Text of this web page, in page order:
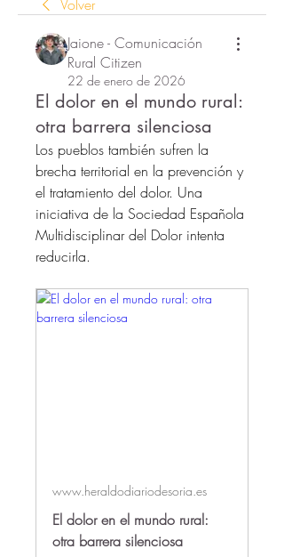
Volver
Jaione - Comunicación
Rural Citizen
22 de enero de 2026
El dolor en el mundo rural:
otra barrera silenciosa
Los pueblos también sufren la
brecha territorial en la prevención y
el tratamiento del dolor. Una
iniciativa de la Sociedad Española
Multidisciplinar del Dolor intenta
reducirla.
www.heraldodiariodesoria.es
El dolor en el mundo rural:
otra barrera silenciosa